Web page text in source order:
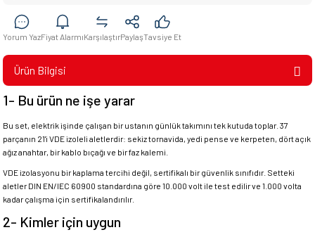
Yorum YazFiyat AlarmıKarşılaştırPaylaşTavsiye Et
Ürün Bilgisi
1- Bu ürün ne işe yarar
Bu set, elektrik işinde çalışan bir ustanın günlük takımını tek kutuda toplar. 37
parçanın 21'i VDE izoleli aletlerdir: sekiz tornavida, yedi pense ve kerpeten, dört açık
ağız anahtar, bir kablo bıçağı ve bir faz kalemi.
VDE izolasyonu bir kaplama tercihi değil, sertifikalı bir güvenlik sınıfıdır. Setteki
aletler DIN EN/IEC 60900 standardına göre 10.000 volt ile test edilir ve 1.000 volta
kadar çalışma için sertifikalandırılır.
2- Kimler için uygun